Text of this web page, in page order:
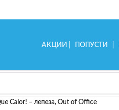
АКЦИИ ПОПУСТИ
Calor! – лепеза, Out of Office